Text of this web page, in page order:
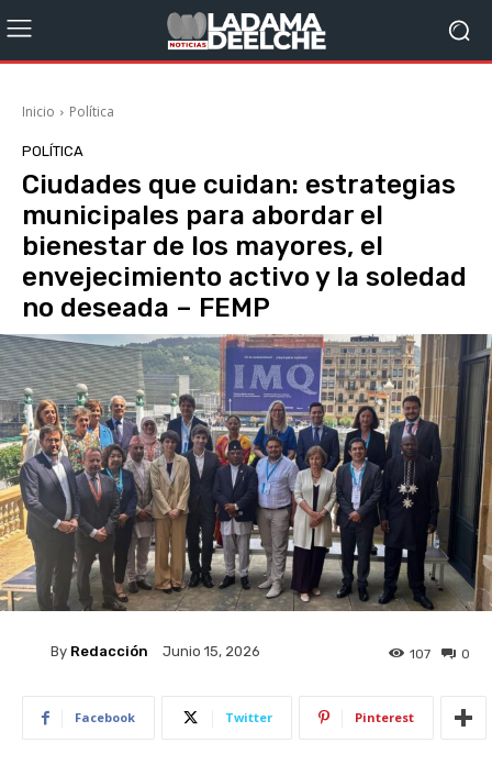
Inicio Política
POLÍTICA
Ciudades que cuidan: estrategias
municipales para abordar el
bienestar de los mayores, el
envejecimiento activo y la soledad
no deseada – FEMP
By Redacción Junio 15, 2026 0
107
Facebook Twitter Pinterest